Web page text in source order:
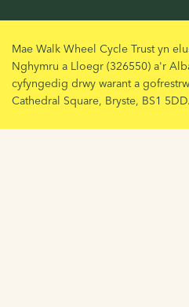
Mae Walk Wheel Cycle Trust yn
Nghymru a Lloegr (326550) a'r
cyfyngedig drwy warant a
Cathedral Square, Bryste, BS1 5DD.